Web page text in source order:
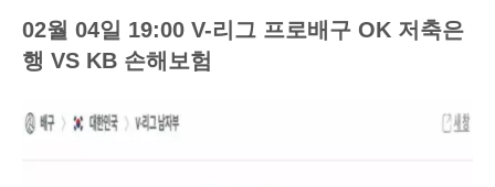
02월 04일 19:00 V-리그 프로배구 OK 저축은
행 VS KB 손해보험